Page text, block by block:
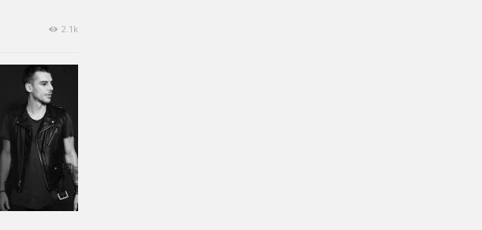
2.1k